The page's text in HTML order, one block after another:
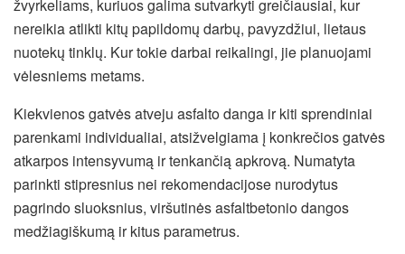
žvyrkeliams, kuriuos galima sutvarkyti greičiausiai, kur
nereikia atlikti kitų papildomų darbų, pavyzdžiui, lietaus
nuotekų tinklų. Kur tokie darbai reikalingi, jie planuojami
vėlesniems metams.
Kiekvienos gatvės atveju asfalto danga ir kiti sprendiniai
parenkami individualiai, atsižvelgiama į konkrečios gatvės
atkarpos intensyvumą ir tenkančią apkrovą. Numatyta
parinkti stipresnius nei rekomendacijose nurodytus
pagrindo sluoksnius, viršutinės asfaltbetonio dangos
medžiagiškumą ir kitus parametrus.